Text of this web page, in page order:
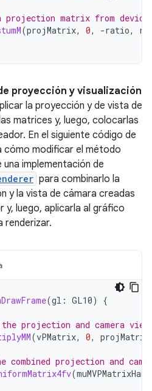
matrix from device
(projMatrix, 0, -ratio,
proyección y visualización
la proyección y de vista de
matrices y, luego, colocarlas
En el siguiente código de
cómo modificar el método
una implementación de
para combinarlo la
y la vista de cámara creadas
y, luego, aplicarla al gráfico
renderizar.
(gl : GL10)
{
the projection and camera
(vPMatrix, 0, projMatrix
combined projection and
(